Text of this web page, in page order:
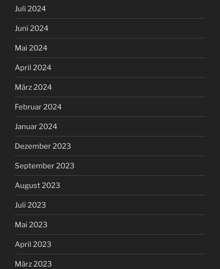
Juli 2024
Juni 2024
Mai 2024
April 2024
März 2024
Februar 2024
Januar 2024
Dezember 2023
September 2023
August 2023
Juli 2023
Mai 2023
April 2023
März 2023